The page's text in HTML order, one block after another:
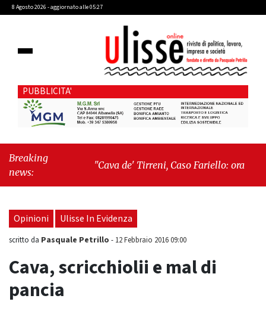
8 Agosto 2026 - aggiornato alle 05:27
PUBBLICITA'
Breaking
news:
"Cava de' Tirreni, Caso Fariello: ora torniamo
Opinioni Ulisse In Evidenza
scritto da Pasquale Petrillo - 12 Febbraio 2016 09:00
Cava, scricchiolii e mal di
pancia